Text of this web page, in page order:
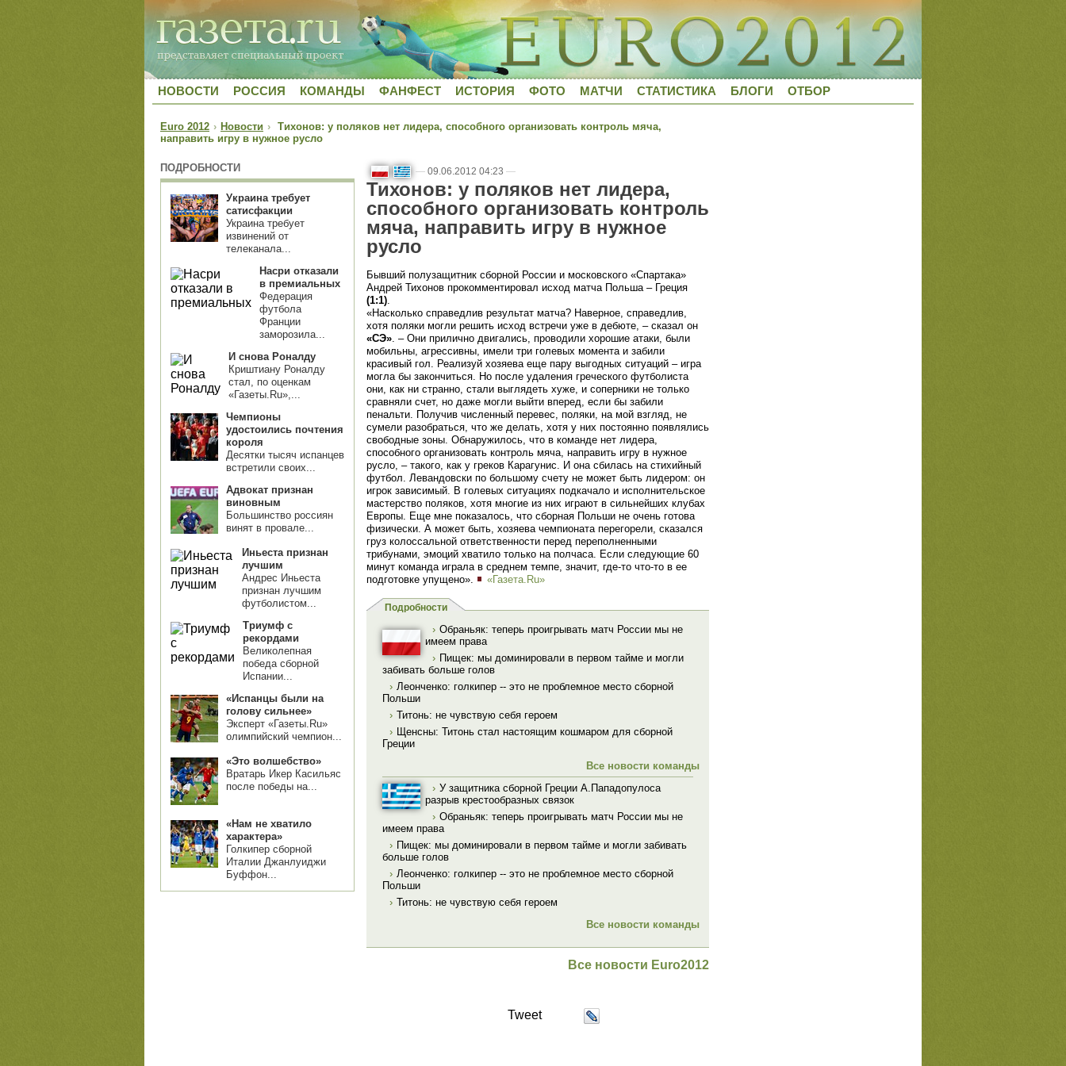
НОВОСТИ РОССИЯ КОМАНДЫ ФАНФЕСТ ИСТОРИЯ ФОТО МАТЧИ СТАТИСТИКА БЛОГИ ОТБОР
Euro 2012 › Новости › Тихонов: у поляков нет лидера, способного организовать контроль мяча,
направить игру в нужное русло
ПОДРОБНОСТИ
Украина требует
сатисфакции
Украина требует
извинений от
телеканала...
Насри отказали
в премиальных
Федерация
футбола
Франции
заморозила...
И снова Роналду
Криштиану Роналду
стал, по оценкам
«Газеты.Ru»,...
Чемпионы
удостоились почтения
короля
Десятки тысяч испанцев
встретили своих...
Адвокат признан
виновным
Большинство россиян
винят в провале...
Иньеста признан
лучшим
Андрес Иньеста
признан лучшим
футболистом...
Триумф с
рекордами
Великолепная
победа сборной
Испании...
«Испанцы были на
голову сильнее»
Эксперт «Газеты.Ru»
олимпийский чемпион...
«Это волшебство»
Вратарь Икер Касильяс
после победы на...
«Нам не хватило
характера»
Голкипер сборной
Италии Джанлуиджи
Буффон...
— 09.06.2012 04:23 —
Тихонов: у поляков нет лидера,
способного организовать контроль
мяча, направить игру в нужное
русло
Бывший полузащитник сборной России и московского «Спартака»
Андрей Тихонов прокомментировал исход матча Польша – Греция
(1:1)
«Насколько справедлив результат матча? Наверное, справедлив,
хотя поляки могли решить исход встречи уже в дебюте, – сказал он
«СЭ» . – Они прилично двигались, проводили хорошие атаки, были
мобильны, агрессивны, имели три голевых момента и забили
красивый гол. Реализуй хозяева еще пару выгодных ситуаций – игра
могла бы закончиться. Но после удаления греческого футболиста
они, как ни странно, стали выглядеть хуже, и соперники не только
сравняли счет, но даже могли выйти вперед, если бы забили
пенальти. Получив численный перевес, поляки, на мой взгляд, не
сумели разобраться, что же делать, хотя у них постоянно появлялись
свободные зоны. Обнаружилось, что в команде нет лидера,
способного организовать контроль мяча, направить игру в нужное
русло, – такого, как у греков Карагунис. И она сбилась на стихийный
футбол. Левандовски по большому счету не может быть лидером: он
игрок зависимый. В голевых ситуациях подкачало и исполнительское
мастерство поляков, хотя многие из них играют в сильнейших клубах
Европы. Еще мне показалось, что сборная Польши не очень готова
физически. А может быть, хозяева чемпионата перегорели, сказался
груз колоссальной ответственности перед переполненными
трибунами, эмоций хватило только на полчаса. Если следующие 60
минут команда играла в среднем темпе, значит, где-то что-то в ее
подготовке упущено».
«Газета.Ru»
Подробности
› Обраньяк: теперь проигрывать матч России мы не
имеем права
› Пищек: мы доминировали в первом тайме и могли
забивать больше голов
› Леонченко: голкипер -- это не проблемное место сборной
Польши
› Титонь: не чувствую себя героем
› Щенсны: Титонь стал настоящим кошмаром для сборной
Греции
Все новости команды
› У защитника сборной Греции А.Пападопулоса
разрыв крестообразных связок
› Обраньяк: теперь проигрывать матч России мы не
имеем права
› Пищек: мы доминировали в первом тайме и могли забивать
больше голов
› Леонченко: голкипер -- это не проблемное место сборной
Польши
› Титонь: не чувствую себя героем
Все новости команды
Все новости Euro2012
Tweet